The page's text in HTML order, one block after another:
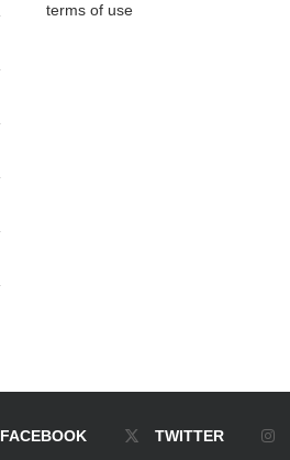
terms of use
FACEBOOK TWITTER